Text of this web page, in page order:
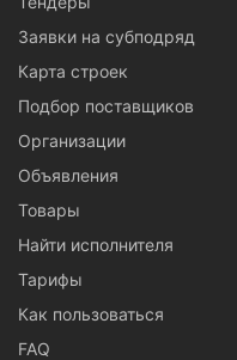
Заявки на субподряд
Карта строек
Подбор поставщиков
Организации
Объявления
Товары
Найти исполнителя
Тарифы
Как пользоваться
FAQ